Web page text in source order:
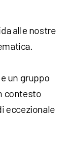
alle nostre
un gruppo
contesto
eccezionale